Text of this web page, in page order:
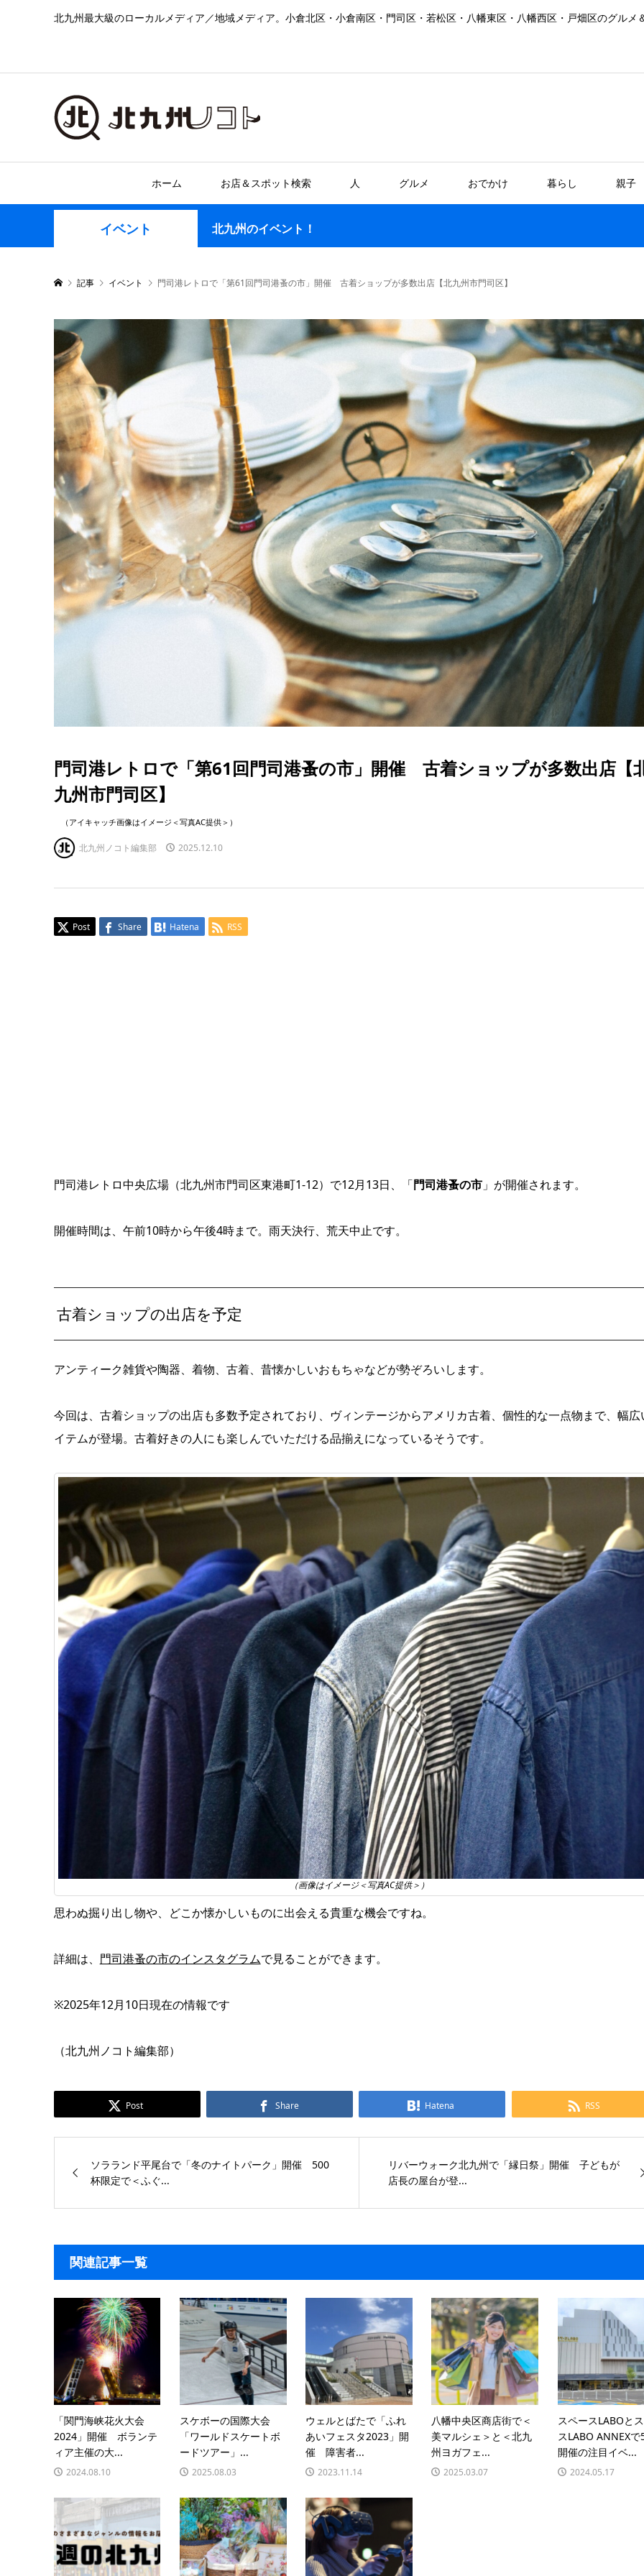
北九州最大級のローカルメディア／地域メディア。小倉北区・小倉南区・門司区・若松区・八幡東区・八幡西区・戸畑区のグル
ホーム お店＆スポット検索 人 グルメ おでかけ 暮らし 親子
イベント 北九州のイベント！
記事 イベント 門司港レトロで「第61回門司港蚤の市」開催 古着ショップが多数出店【北九州市門司区】
門司港レトロで「第61回門司港蚤の市」開催 古着ショップが多数出店【
九州市門司区】
（アイキャッチ画像はイメージ＜写真AC提供＞）
北九州ノコト編集部 2025.12.10
Post Share Hatena RSS
門司港レトロ中央広場（北九州市門司区東港町1-12）で12月13日、「門司港蚤の市」が開催されます。
開催時間は、午前10時から午後4時まで。雨天決行、荒天中止です。
古着ショップの出店を予定
アンティーク雑貨や陶器、着物、古着、昔懐かしいおもちゃなどが勢ぞろいします。
今回は、古着ショップの出店も多数予定されており、ヴィンテージからアメリカ古着、個性的な一点物まで、幅広
イテムが登場。古着好きの人にも楽しんでいただける品揃えになっているそうです。
（画像はイメージ＜写真AC提供＞）
思わぬ掘り出し物や、どこか懐かしいものに出会える貴重な機会ですね。
詳細は、 門司港蚤の市のインスタグラムで見ることができます。
※2025年12月10日現在の情報です
（北九州ノコト編集部）
Post Share Hatena RSS
ソラランド平尾台で「冬のナイトパーク」開催 500
杯限定で＜ふぐ...
リバーウォーク北九州で「縁日祭」開催 子どもが
店長の屋台が登...
関連記事一覧
「関門海峡花火大会
2024」開催 ボランテ
ィア主催の大...
2024.08.10
スケボーの国際大会
「ワールドスケートボ
ードツアー」...
2025.08.03
ウェルとばたで「ふれ
あいフェスタ2023」開
催 障害者...
2023.11.14
八幡中央区商店街で＜
美マルシェ＞と＜北九
州ヨガフェ...
2025.03.07
スペースLABOと
スLABO ANNEXで
開催の注目イベ...
2024.05.17